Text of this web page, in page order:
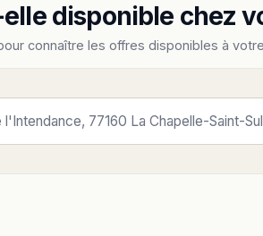
disponible chez
connaître les offres disponibles à